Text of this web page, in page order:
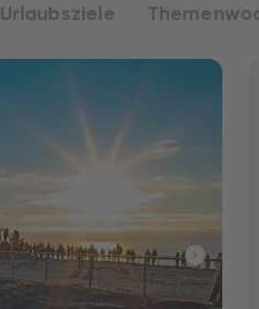
Urlaubsziele